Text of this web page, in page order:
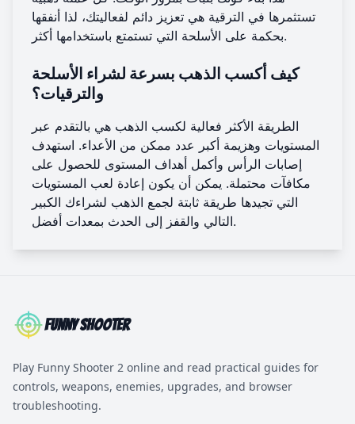
تستثمرها في الترقية هي تعزيز دائم لفعاليتك، لذا أنفقها
بحكمة على الأسلحة التي تستمتع باستخدامها أكثر.
كيف أكسب الذهب بسرعة لشراء الأسلحة
والترقيات؟
الطريقة الأكثر فعالية لكسب الذهب هي بالتقدم عبر
المستويات وهزيمة أكبر عدد ممكن من الأعداء. استهدف
إصابات الرأس وأكمل أهداف المستوى للحصول على
مكافآت محتملة. يمكن أن يكون إعادة لعب المستويات
التي تجيدها طريقة ثابتة لجمع الذهب لشراءك الكبير
التالي والقفز إلى الحدث بمعدات أفضل.
Funny Shooter
Play Funny Shooter 2 online and read practical guides for
controls, weapons, enemies, upgrades, and browser
troubleshooting.